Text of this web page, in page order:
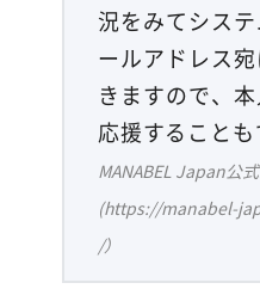
況をみてシス
ールアドレス
きますので、
応援することも
MANABEL Japan公
(https://manabel-
/）